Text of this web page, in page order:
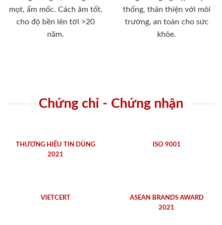
mọt, ẩm mốc. Cách âm tốt,
cho độ bền lên tới >20
năm.
thống, thân thiện với môi
trường, an toàn cho sức
khỏe.
Chứng chỉ - Chứng nhận
THƯƠNG HIỆU TIN DÙNG
2021
ISO 9001
VIETCERT
ASEAN BRANDS AWARD
2021